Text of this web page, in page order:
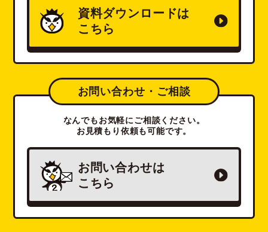
資料ダウンロードは
こちら
お問い合わせ・ご相談
なんでもお気軽にご相談ください。
お見積もり依頼も可能です。
お問い合わせは
こちら